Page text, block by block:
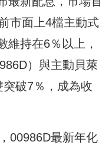
市面上4檔主動式
維持在6％以上，
）與主動貝萊
破7％，成為收
00986D最新年化